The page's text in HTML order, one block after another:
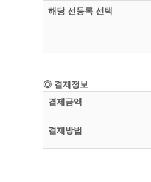
해당 선등록 선택
◎ 결제정보
결제금액
결제방법